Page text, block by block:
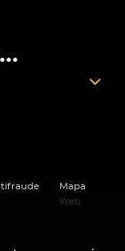
Mapa
Web